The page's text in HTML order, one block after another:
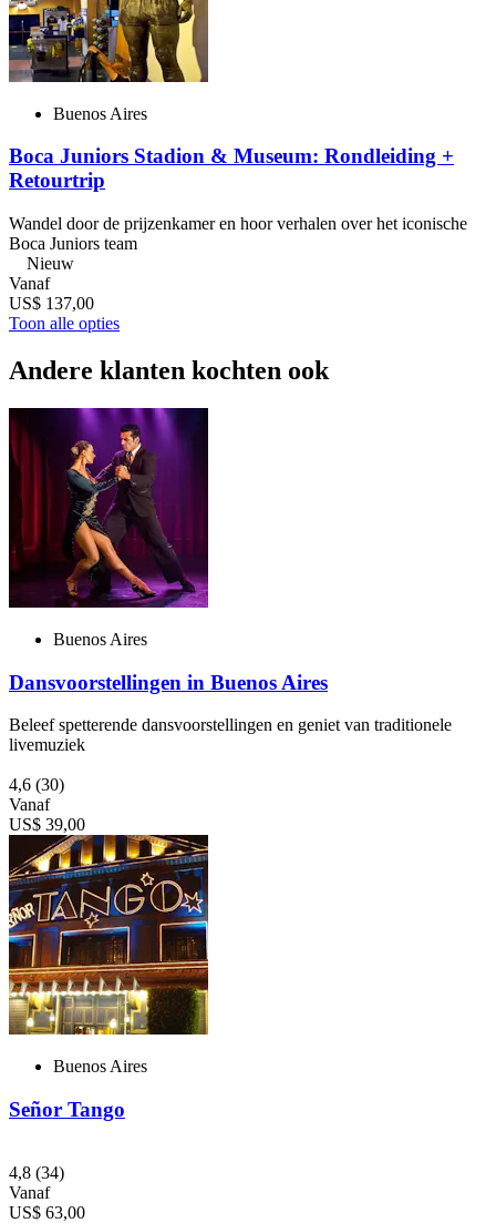
Buenos Aires
Boca Juniors Stadion & Museum: Rondleiding +
Retourtrip
Wandel door de prijzenkamer en hoor verhalen over het iconische
Boca Juniors team
Nieuw
Vanaf
US$ 137,00
Toon alle opties
Andere klanten kochten ook
Buenos Aires
Dansvoorstellingen in Buenos Aires
Beleef spetterende dansvoorstellingen en geniet van traditionele
livemuziek
4,6 (30)
Vanaf
US$ 39,00
Buenos Aires
Señor Tango
4,8 (34)
Vanaf
US$ 63,00